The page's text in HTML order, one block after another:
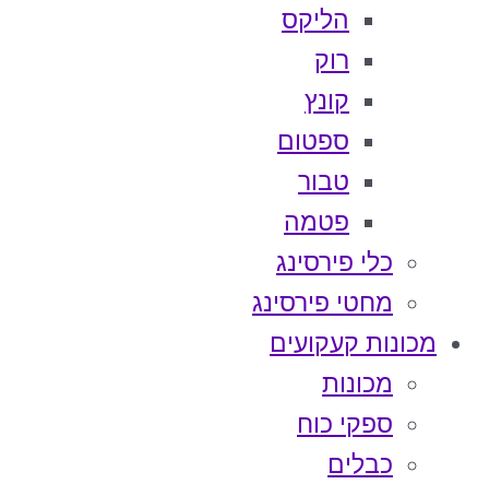
הליקס
רוק
קונץ
ספטום
טבור
פטמה
כלי פירסינג
מחטי פירסינג
מכונות קעקועים
מכונות
ספקי כוח
כבלים